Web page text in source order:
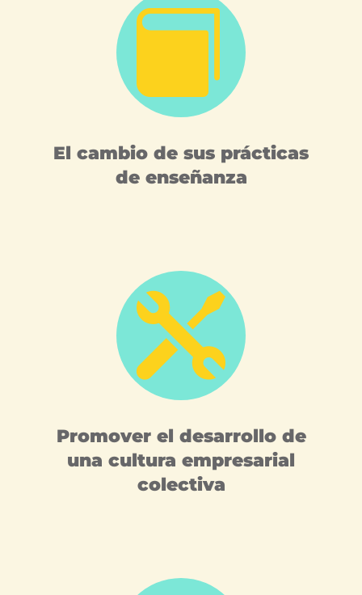

El cambio de sus prácticas
de enseñanza

Promover el desarrollo de
una cultura empresarial
colectiva